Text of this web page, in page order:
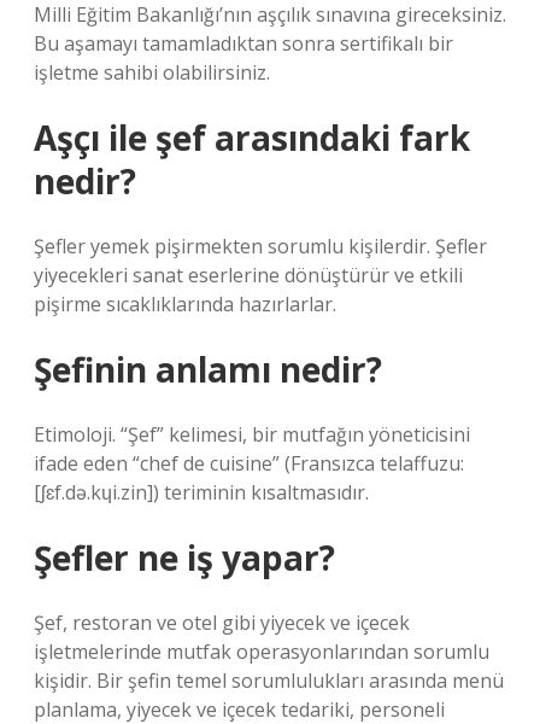
Milli Eğitim Bakanlığı’nın aşçılık sınavına gireceksiniz.
Bu aşamayı tamamladıktan sonra sertifikalı bir
işletme sahibi olabilirsiniz.
Aşçı ile şef arasındaki fark
nedir?
Şefler yemek pişirmekten sorumlu kişilerdir. Şefler
yiyecekleri sanat eserlerine dönüştürür ve etkili
pişirme sıcaklıklarında hazırlarlar.
Şefinin anlamı nedir?
Etimoloji. “Şef” kelimesi, bir mutfağın yöneticisini
ifade eden “chef de cuisine” (Fransızca telaffuzu:
[ʃɛf.də.kɥi.zin]) teriminin kısaltmasıdır.
Şefler ne iş yapar?
Şef, restoran ve otel gibi yiyecek ve içecek
işletmelerinde mutfak operasyonlarından sorumlu
kişidir. Bir şefin temel sorumlulukları arasında menü
planlama, yiyecek ve içecek tedariki, personeli